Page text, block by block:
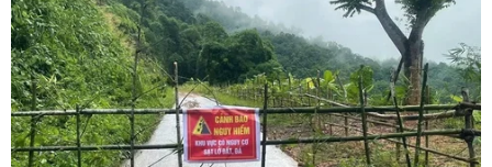
báo nạn "giang hồ mạng” kéo những
hệ lụy ảo tràn ra đời thực
08/08/2026 04:00
Sơn La công bố tình huống khẩn cấp